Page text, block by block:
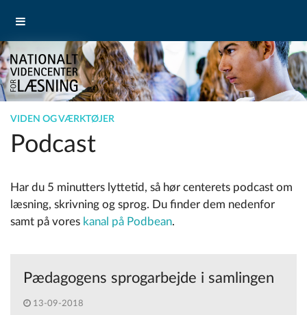
VIDEN OG VÆRKTØJER
Podcast
Har du 5 minutters lyttetid, så hør centerets podcast om
læsning, skrivning og sprog. Du finder dem nedenfor
samt på vores kanal på Podbean.
Pædagogens sprogarbejde i samlingen
13-09-2018